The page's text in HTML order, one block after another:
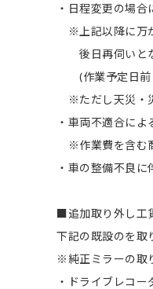
・日程変更の場
※上記以降に万
後日再伺いとな
(作業予定日前
※ただし天災・
・車両不適合によ
※作業費を含む
・車の整備不良
■追加取り外し工
下記の既設のを取
※純正ミラーの取
・ドライブレコー